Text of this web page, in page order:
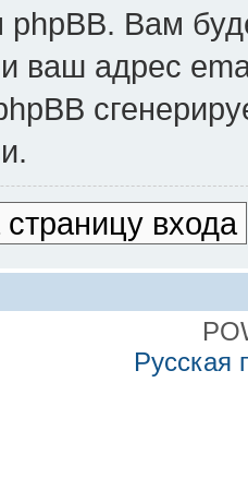
phpBB. Вам
ваш адрес
входа
Русская